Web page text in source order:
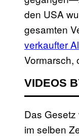
den USA
gesamten
verkaufter
Vormarsch,
VIDEOS
Das
im selben